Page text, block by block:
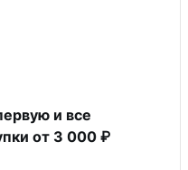
и все
от 3 000 ₽